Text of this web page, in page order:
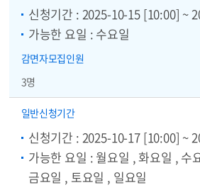
신청기간 : 2025-10-15 [10:00] ~
가능한 요일 : 수요일
감면자모집인원
3명
일반신청기간
신청기간 : 2025-10-17 [10:00] ~
가능한 요일 : 월요일 , 화요일 , 수
금요일 , 토요일 , 일요일